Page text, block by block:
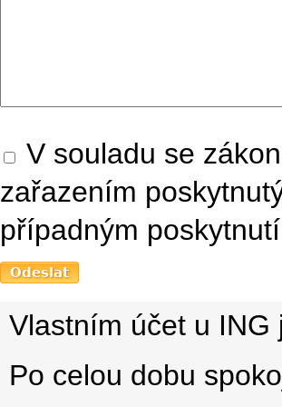
V souladu se
zařazením
případným
Vlastním účet u ING
Po celou dobu